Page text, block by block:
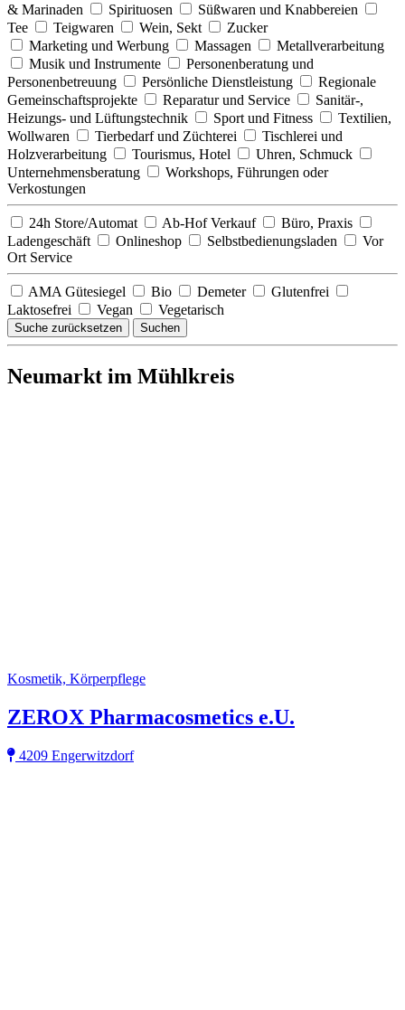
& Marinaden
Spirituosen
Süßwaren und Knabbereien
Tee
Teigwaren Wein, Sekt
Zucker
Marketing und Werbung
Massagen
Metallverarbeitung
Musik und Instrumente
Personenberatung und
Personenbetreuung
Persönliche Dienstleistung
Regionale
Gemeinschaftsprojekte
Reparatur und Service
Sanitär-,
Heizungs- und Lüftungstechnik
Sport und Fitness
Textilien,
Wollwaren
Tierbedarf und Züchterei
Tischlerei und
Holzverarbeitung
Tourismus, Hotel
Uhren, Schmuck
Unternehmensberatung
Workshops, Führungen oder
Verkostungen
24h Store/Automat Ab-Hof Verkauf
Büro, Praxis
Ladengeschäft
Onlineshop Selbstbedienungsladen
Vor
Ort Service
AMA Gütesiegel Bio Demeter
Glutenfrei
Laktosefrei
Vegan Vegetarisch
Suche zurücksetzen Suchen
Neumarkt im Mühlkreis
Kosmetik, Körperpflege
ZEROX Pharmacosmetics e.U.
4209 Engerwitzdorf